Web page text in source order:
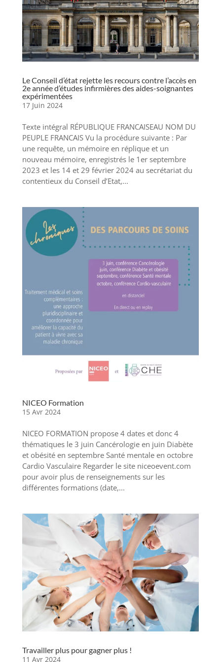
Le Conseil d’état rejette les recours contre l’accès en
2e année d’études infirmières des aides-soignantes
expérimentées
17 Juin 2024
Texte intégral RÉPUBLIQUE FRANCAISEAU NOM DU
PEUPLE FRANCAIS Vu la procédure suivante : Par
une requête, un mémoire en réplique et un
nouveau mémoire, enregistrés le 1er septembre
2023 et les 14 et 29 février 2024 au secrétariat du
contentieux du Conseil d’Etat,...
NICEO Formation
15 Avr 2024
NICEO FORMATION propose 4 dates et donc 4
thématiques le 3 juin Cancérologie en juin Diabète
et obésité en septembre Santé mentale en octobre
Cardio Vasculaire Regarder le site niceoevent.com
pour avoir plus de renseignements sur les
différentes formations (date,...
Travailler plus pour gagner plus !
11 Avr 2024